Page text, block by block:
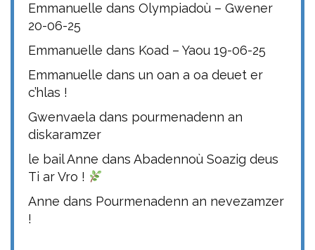
Emmanuelle dans Olympiadoù – Gwener
20-06-25
Emmanuelle dans Koad – Yaou 19-06-25
Emmanuelle dans un oan a oa deuet er
c’hlas !
Gwenvaela dans pourmenadenn an
diskaramzer
le bail Anne dans Abadennoù Soazig deus
Ti ar Vro !
Anne dans Pourmenadenn an nevezamzer
!